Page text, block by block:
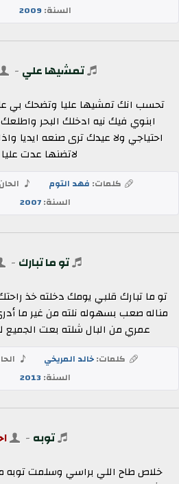
السنة:2009
تمشيها علي -
تحسب انك تمشيها عليا وتضحك بي
ابنوي فيك نيه ادخلك البحر
احتياجي ولا عيدك ترى صنعه ايديا
لاتضنها عدت
كلمات: فهد التوم
السنة:2007
تو ما تبارك -
تو ما تبارك قلبي يومك دخلته خذ
مناله صعب بسهوله نلته من غير ما
عمري من البال شلته بعت الجميع
كلمات:خالد المريخي
السنة:2013
توبه -
خلاص طاح اللي براسي وسلمت توبه